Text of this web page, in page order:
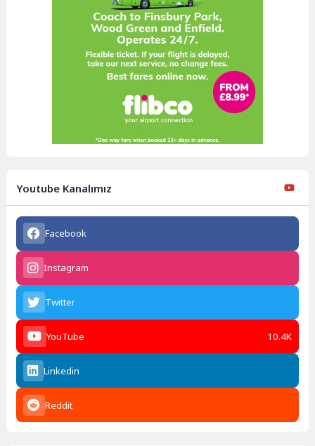
Youtube Kanalımız
Facebook
Instagram
Twitter
YouTube 10.4K
Linkedin
Reddit